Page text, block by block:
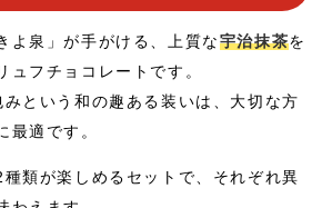
よ泉」が手がける、上質な宇治抹茶を
ュフチョコレートです。
という和の趣ある装いは、大切な方
最適です。
類が楽しめるセットで、それぞれ異